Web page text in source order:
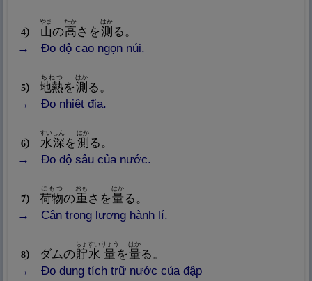
4 山
やま
の高
たか
さを測
はか
る。
Đo độ cao ngọn núi.
5 地熱
ちねつ
を測
はか
る。
Đo nhiệt địa.
6 水深
すいしん
を測
はか
る。
Đo độ sâu của nước.
7 荷物
にもつ
の重
おも
さを量
はか
る。
Cân trọng lượng hành lí.
8 ダムの貯水
ちょすい
量
りょう
を量
はか
る。
Đo dung tích trữ nước của đập